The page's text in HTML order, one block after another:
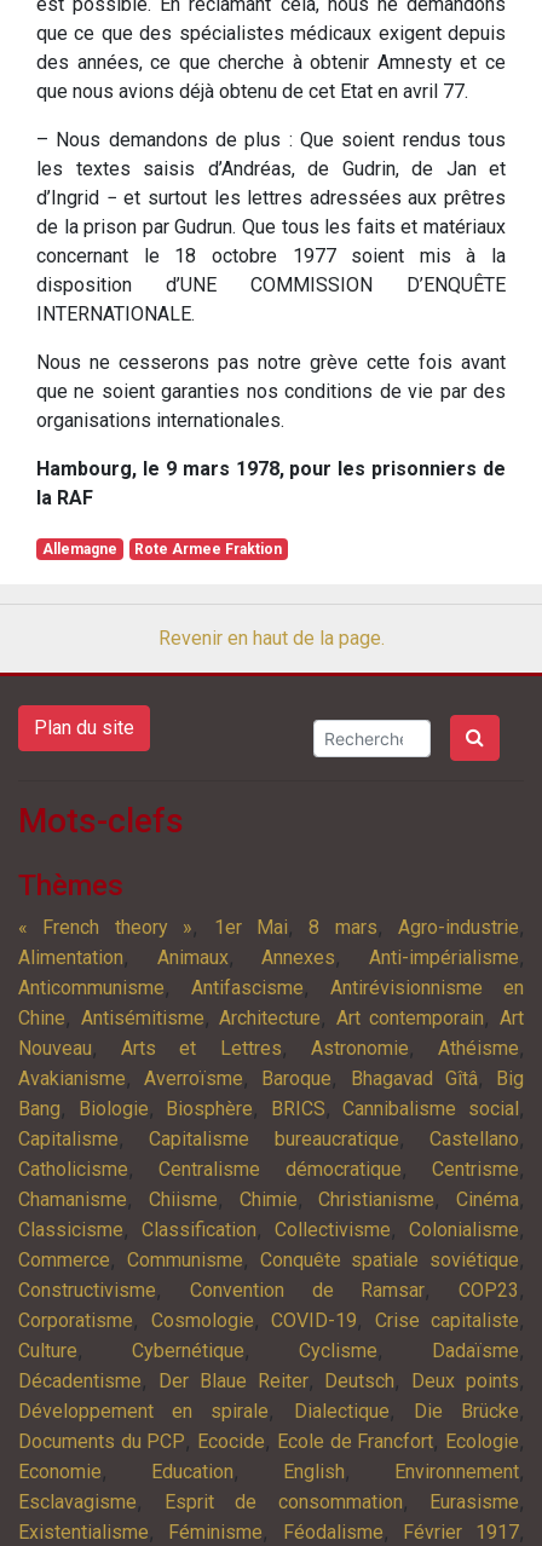
est possible. En réclamant cela, nous ne demandons
que ce que des spécialistes médicaux exigent depuis
des années, ce que cherche à obtenir Amnesty et ce
que nous avions déjà obtenu de cet Etat en avril 77.
– Nous demandons de plus : Que soient rendus tous
les textes saisis d’Andréas, de Gudrin, de Jan et
d’Ingrid − et surtout les lettres adressées aux prêtres
de la prison par Gudrun. Que tous les faits et matériaux
concernant le 18 octobre 1977 soient mis à la
disposition d’UNE COMMISSION D’ENQUÊTE
INTERNATIONALE.
Nous ne cesserons pas notre grève cette fois avant
que ne soient garanties nos conditions de vie par des
organisations internationales.
Hambourg, le 9 mars 1978, pour les prisonniers de
la RAF
Allemagne Rote Armee Fraktion
Revenir en haut de la page.
Plan du site
Mots-clefs
Thèmes
« French theory », 1er Mai,8 mars, Agro-industrie,
Alimentation, Animaux,Annexes,Anti-impérialisme,
Anticommunisme, Antifascisme, Antirévisionnisme en
Chine, Antisémitisme,Architecture, Art contemporain,Art
Nouveau,Arts et Lettres, Astronomie,Athéisme,
Avakianisme,Averroïsme, Baroque, Bhagavad Gîtâ,
Big
Bang, Biologie, Biosphère, BRICS,Cannibalisme social ,
Capitalisme,Capitalisme bureaucratique,Castellano,
Catholicisme,Centralisme démocratique,Centrisme,
Chamanisme, Chiisme, Chimie,Christianisme, Cinéma,
Classicisme, Classification, Collectivisme, Colonialisme,
Commerce, Communisme, Conquête spatiale soviétique,
Constructivisme, Convention de Ramsar, COP23 ,
Corporatisme, Cosmologie, COVID-19, Crise capitaliste,
Culture, Cybernétique, Cyclisme, Dadaïsme,
Décadentisme, Der Blaue Reiter, Deutsch, Deux points,
Développement en spirale, Dialectique, Die Brücke,
Documents du PCP, Ecocide, Ecole de Francfort, Ecologie,
Economie, Education, English, Environnement,
Esclavagisme, Esprit de consommation, Eurasisme,
Existentialisme, Féminisme, Féodalisme, Février 1917,